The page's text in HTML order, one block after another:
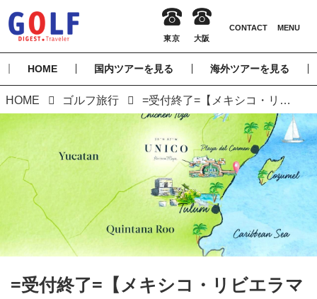
HOME 国内ツアーを見る 海外ツアーを見る
HOME ゴルフ旅行 =受付終了=【メキシコ・リビエラマヤ】大人の楽園。オールインクルーシブの五つ星ホテル リビエラマヤ7日間 R・T・ジョーンズJrとR・V・ヘギーのコースで2プレー
=受付終了=【メキシコ・リビエラマ